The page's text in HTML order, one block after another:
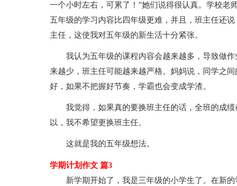
一个小时左右，可累了！”她们说得很认真。学校老
五年级的学习内容比四年级更难，并且，班主任还
主任，这使我对五年级的新生活十分紧张。
我认为五年级的课程内容会越来越多，导致做作
来越少，班主任可能越来越严格。妈妈说，同学之
好，如果不把握好节奏，学霸也会变成学渣。
我觉得，如果真的要换班主任的话，全班的成绩
以，我不希望更换班主任。
这就是我的五年级想法。
学期计划作文 篇3
新学期开始了，我是三年级的小学生了。在新的